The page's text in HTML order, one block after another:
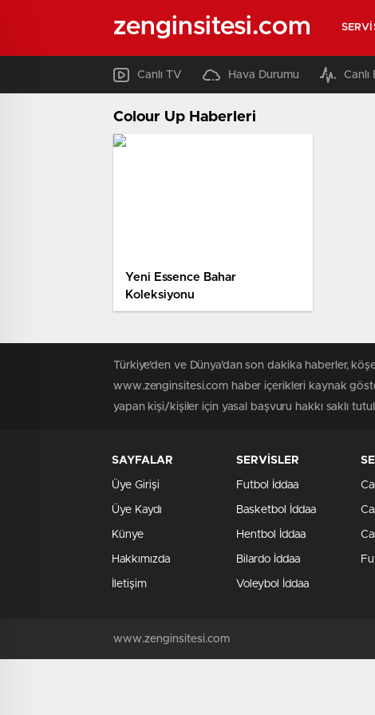
zenginsitesi.com
Canlı TV Hava Durumu Canlı
Colour Up Haberleri
Yeni Essence Bahar
Koleksiyonu
Türkiye'den ve Dünya’dan son dakika haberler,
www.zenginsitesi.com haber içerikleri kaynak
yapan kişi/kişiler için yasal başvuru hakkı saklı
SAYFALAR
Üye Girişi
Üye Kaydı
Künye
Hakkımızda
İletişim
SERVİSLER
Futbol İddaa
Basketbol İddaa
Hentbol İddaa
Bilardo İddaa
Voleybol İddaa
www.zenginsitesi.com